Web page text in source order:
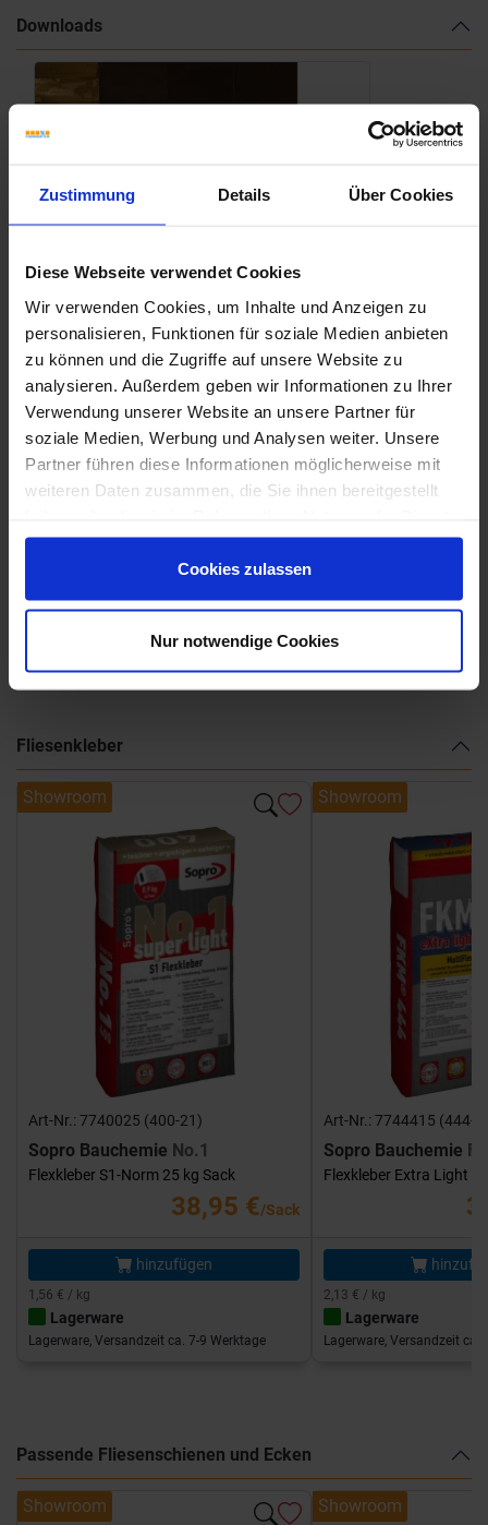
Zustimmung Details Über Cookies
Diese Webseite verwendet Cookies
Wir verwenden Cookies, um Inhalte und Anzeigen zu
personalisieren, Funktionen für soziale Medien anbieten
zu können und die Zugriffe auf unsere Website zu
analysieren. Außerdem geben wir Informationen zu Ihrer
Verwendung unserer Website an unsere Partner für
soziale Medien, Werbung und Analysen weiter. Unsere
Partner führen diese Informationen möglicherweise mit
weiteren Daten zusammen, die Sie ihnen bereitgestellt
gesammelt haben.
Cookies zulassen
Nur notwendige Cookies
Downloads
Weitere Serien von Emilceramica
Fliesenkleber
Showroom
Art-Nr.: 7740025 (400-21)
Sopro Bauchemie No.1
Flexkleber S1-Norm 25 kg Sack
38,95 €/Sack
hinzufügen
1,56 € / kg
Lagerware
Lagerware, Versandzeit ca. 7-9 Werktage
Showroom
Art-Nr.: 7744415 (444-
Sopro Bauchemie
Flexkleber Extra Light
2,13 € / kg
Lagerware
Lagerware, Versandzeit ca.
Passende Fliesenschienen und Ecken
Showroom Showroom